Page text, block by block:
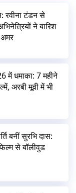
रवीना टंडन से
ने बारिश
अमर
में धमाका: 7 महीने
अरबी मूवी में भी
बनीं सुरभि दास:
से बॉलीवुड